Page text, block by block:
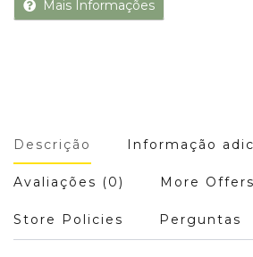
Mais Informações
Descrição Informação
Avaliações (0) More Offers
Store Policies Perguntas